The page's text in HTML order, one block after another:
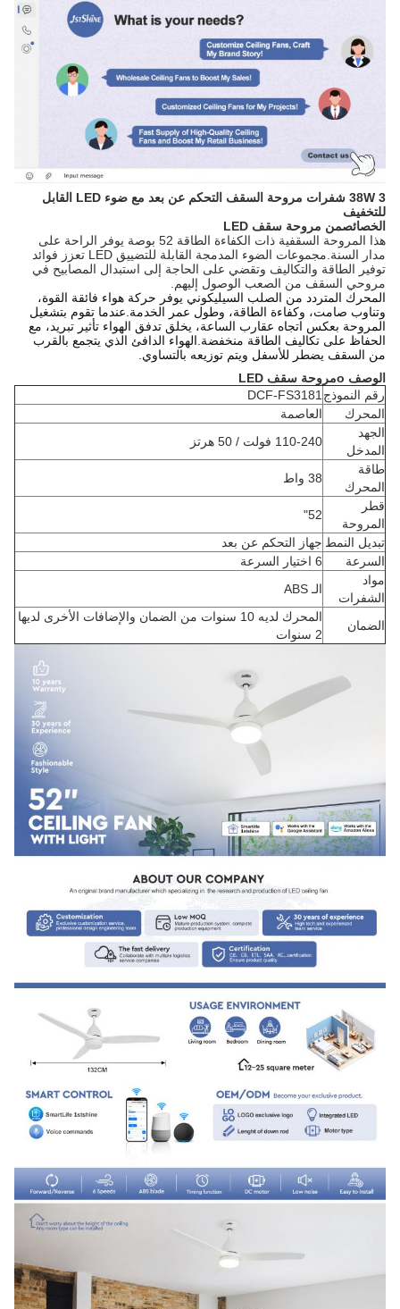
38W 3 شفرات مروحة السقف التحكم عن بعد مع ضوء LED القابل
للتخفيف
الخصائصمن مروحة سقف LED
هذا المروحة السقفية ذات الكفاءة الطاقة 52 بوصة يوفر الراحة على
مدار السنة.مجموعات الضوء المدمجة القابلة للتضييق LED تعزز فوائد
توفير الطاقة والتكاليف وتقضي على الحاجة إلى استبدال المصابيح في
مروحي السقف من الصعب الوصول إليهم.
المحرك المتردد من الصلب السيليكوني يوفر حركة هواء فائقة القوة،
وتناوب صامت، وكفاءة الطاقة، وطول عمر الخدمة.عندما تقوم بتشغيل
المروحة بعكس اتجاه عقارب الساعة، يخلق تدفق الهواء تأثير تبريد، مع
الحفاظ على تكاليف الطاقة منخفضة.الهواء الدافئ الذي يتجمع بالقرب
من السقف يضطر للأسفل ويتم توزيعه بالتساوي.
الوصف oمروحة سقف LED
رقم النموذجDCF-FS3181
المحرك
العاصمة
الجهد
المدخل
110-240 فولت / 50 هرتز
طاقة
المحرك
38 واط
قطر
المروحة
52"
تبديل النمطجهاز التحكم عن بعد
السرعة
مواد
الشفرات
الـ ABS
الضمان
المحرك لديه 10 سنوات من الضمان والإضافات الأخرى لديها